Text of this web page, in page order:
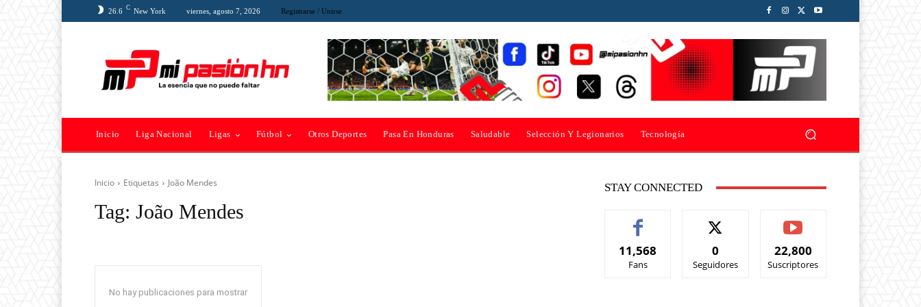
26.6 C New York viernes, agosto 7, 2026 Registrarse / Unirse
Inicio Liga Nacional Ligas Fútbol Otros Deportes Pasa En Honduras Saludable Selección Y Legionarios Tecnología
Inicio Etiquetas João Mendes
Tag: João Mendes
No hay publicaciones para mostrar
STAY CONNECTED
11,568
Fans
0
Seguidores
22,800
Suscriptores